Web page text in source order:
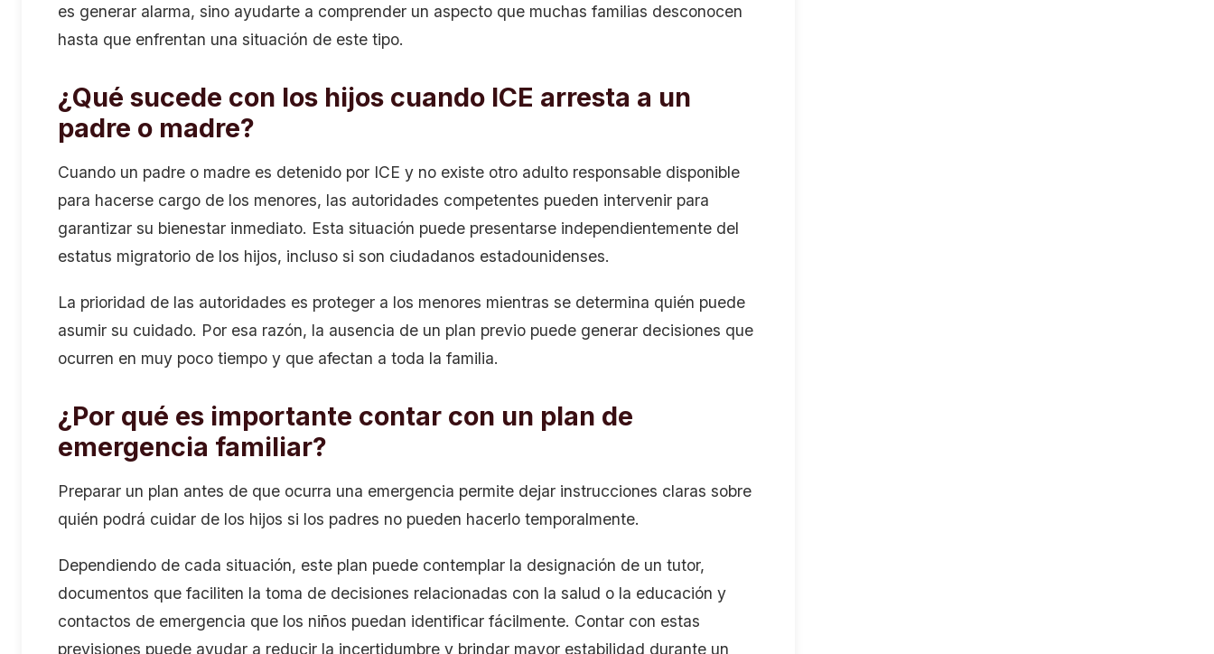
es generar alarma, sino ayudarte a comprender un aspecto que muchas familias desconocen
hasta que enfrentan una situación de este tipo.
¿Qué sucede con los hijos cuando ICE arresta a un
padre o madre?
Cuando un padre o madre es detenido por ICE y no existe otro adulto responsable disponible
para hacerse cargo de los menores, las autoridades competentes pueden intervenir para
garantizar su bienestar inmediato. Esta situación puede presentarse independientemente del
estatus migratorio de los hijos, incluso si son ciudadanos estadounidenses.
La prioridad de las autoridades es proteger a los menores mientras se determina quién puede
asumir su cuidado. Por esa razón, la ausencia de un plan previo puede generar decisiones que
ocurren en muy poco tiempo y que afectan a toda la familia.
¿Por qué es importante contar con un plan de
emergencia familiar?
Preparar un plan antes de que ocurra una emergencia permite dejar instrucciones claras sobre
quién podrá cuidar de los hijos si los padres no pueden hacerlo temporalmente.
Dependiendo de cada situación, este plan puede contemplar la designación de un tutor,
documentos que faciliten la toma de decisiones relacionadas con la salud o la educación y
contactos de emergencia que los niños puedan identificar fácilmente. Contar con estas
previsiones puede ayudar a reducir la incertidumbre y brindar mayor estabilidad durante un